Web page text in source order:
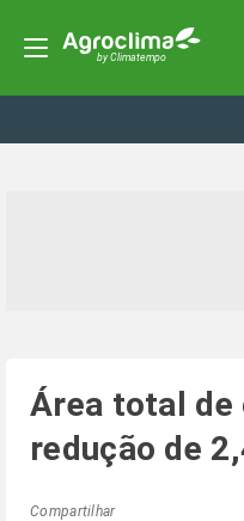
Área total de
redução de
Compartilhar